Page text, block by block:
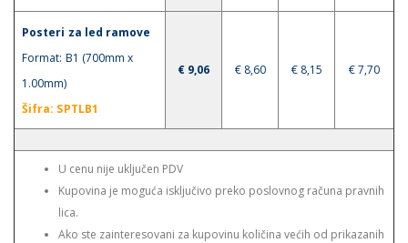
Posteri za led ramove
Format: B1 (700mm x
1.00mm)
Šifra: SPTLB1
€ 9,06 € 8,60 € 8,15 € 7,70
U cenu nije uključen PDV
Kupovina je moguća isključivo preko poslovnog računa pravnih
lica.
Ako ste zainteresovani za kupovinu količina većih od prikazanih